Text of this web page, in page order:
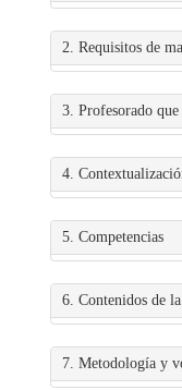
2. Requisitos de
3. Profesorado
4.
5. Competencias
6. Contenidos de
7. Metodología y